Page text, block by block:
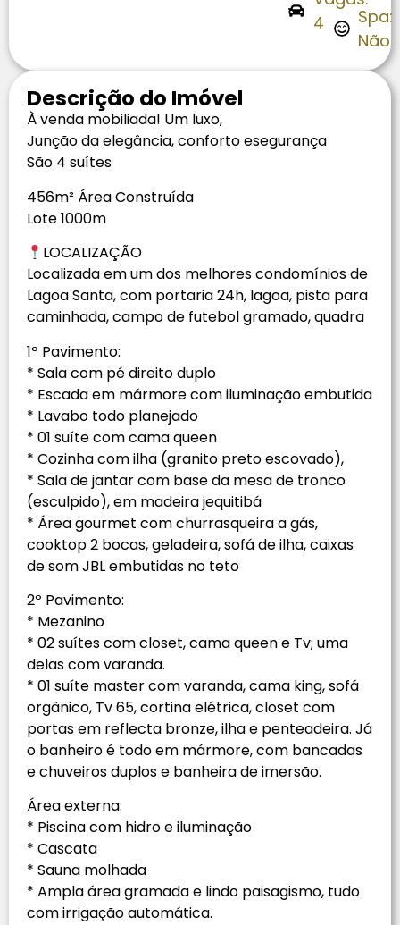
4
Spa:
Não
Descrição do Imóvel
À venda mobiliada! Um luxo,
Junção da elegância, conforto esegurança
São 4 suítes
456m² Área Construída
Lote 1000m
LOCALIZAÇÃO
Localizada em um dos melhores condomínios de
Lagoa Santa, com portaria 24h, lagoa, pista para
caminhada, campo de futebol gramado, quadra
1º Pavimento:
* Sala com pé direito duplo
* Escada em mármore com iluminação embutida
* Lavabo todo planejado
* 01 suíte com cama queen
* Cozinha com ilha (granito preto escovado),
* Sala de jantar com base da mesa de tronco
(esculpido), em madeira jequitibá
* Área gourmet com churrasqueira a gás,
cooktop 2 bocas, geladeira, sofá de ilha, caixas
de som JBL embutidas no teto
2º Pavimento:
* Mezanino
* 02 suítes com closet, cama queen e Tv; uma
delas com varanda.
* 01 suíte master com varanda, cama king, sofá
orgânico, Tv 65, cortina elétrica, closet com
portas em reflecta bronze, ilha e penteadeira. Já
o banheiro é todo em mármore, com bancadas
e chuveiros duplos e banheira de imersão.
Área externa:
* Piscina com hidro e iluminação
* Cascata
* Sauna molhada
* Ampla área gramada e lindo paisagismo, tudo
com irrigação automática.